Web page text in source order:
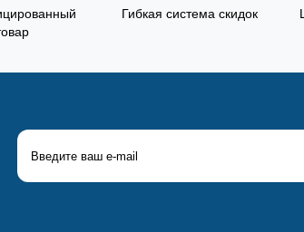
Гибкая система скидок